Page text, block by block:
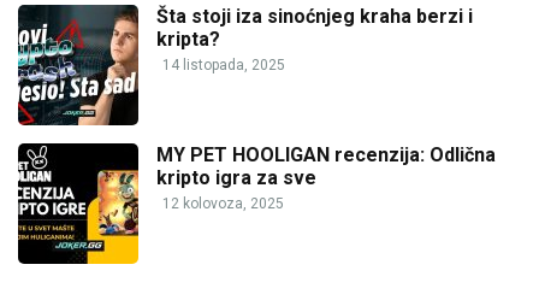
Šta stoji iza sinoćnjeg kraha berzi i
kripta?
14 listopada, 2025
MY PET HOOLIGAN recenzija: Odlična
kripto igra za sve
12 kolovoza, 2025